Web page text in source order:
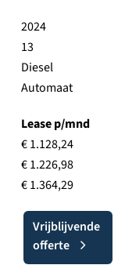
2024
13
Diesel
Automaat
Lease p/mnd
€ 1.128,24
€ 1.226,98
€ 1.364,29
Vrijblijvende
offerte